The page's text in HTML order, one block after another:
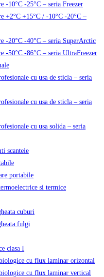
-10°C -25°C – seria Freezer
+2°C +15°C / -10°C -20°C –
-20°C -40°C – seria SuperArctic
-50°C -86°C – seria UltraFreezer
cu usa de sticla – seria
cu usa de sticla – seria
cu usa solida – seria
scanteie
portabile
si termice
cuburi
fulgi
clasa I
cu flux laminar orizontal
cu flux laminar vertical